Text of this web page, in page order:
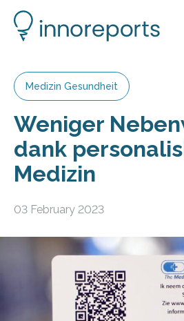
Medizin Gesundheit
Weniger
dank
Medizin
03 February 2023